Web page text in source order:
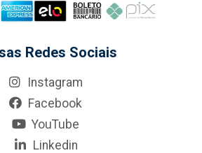
Redes Sociais
Instagram
Facebook
YouTube
Linkedin